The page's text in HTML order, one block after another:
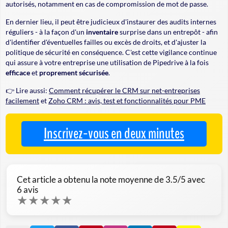
autorisés, notamment en cas de compromission de mot de passe.
En dernier lieu, il peut être judicieux d'instaurer des audits internes
réguliers - à la façon d'un inventairesurprise dans un entrepôt - afin
d'identifier d'éventuelles failles ou excès de droits, et d'ajuster la
politique de sécurité en conséquence. C'est cette vigilance continue
qui assure à votre entreprise une utilisation de Pipedrive à la fois
efficaceet proprement sécurisée.
👉 Lire aussi: Comment récupérer le CRM sur net-entreprises
facilementetZoho CRM : avis, test et fonctionnalités pour PME
Inscrivez-vous en deux minutes
Cet article a obtenu la note moyenne de3.5/5 avec
6avis
★★★★★